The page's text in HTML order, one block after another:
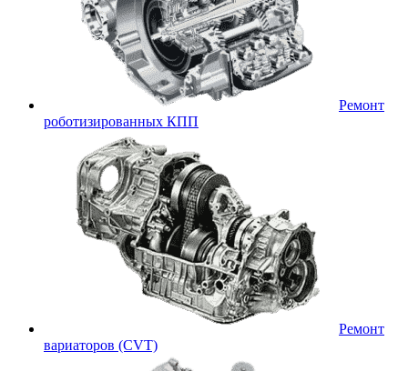
Ремонт
роботизированных КПП
Ремонт
вариаторов (CVT)